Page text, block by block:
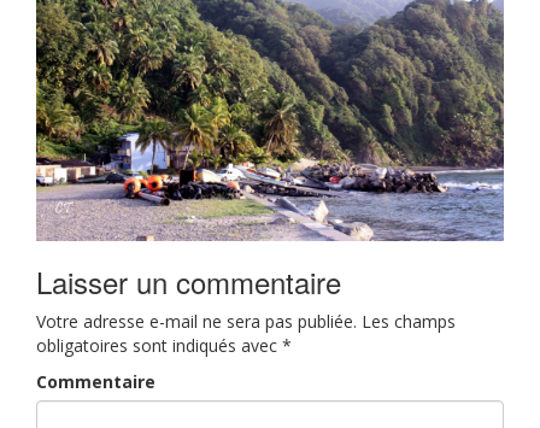
Laisser un commentaire
Votre adresse e-mail ne sera pas publiée. Les champs
obligatoires sont indiqués avec *
Commentaire